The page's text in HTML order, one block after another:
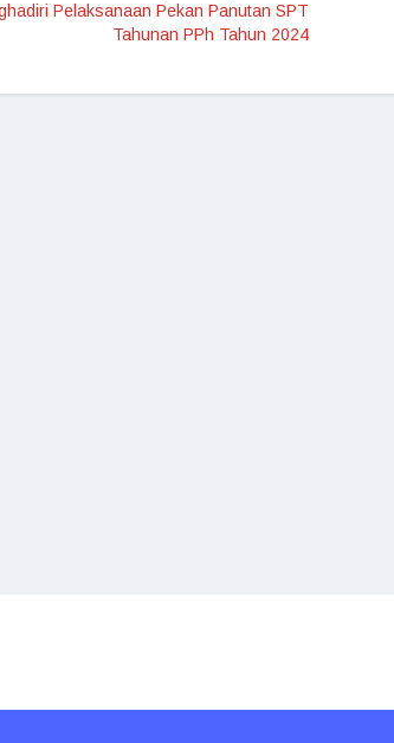
Pelaksanaan Pekan Panutan SPT
Tahunan PPh Tahun 2024